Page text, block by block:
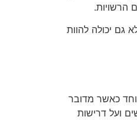
הרשויות.
גם יכולה להוות
כאשר מדובר
ועל דרישות